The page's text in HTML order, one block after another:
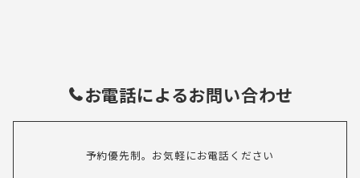
お電話によるお問い合わせ
予約優先制。お気軽にお電話ください